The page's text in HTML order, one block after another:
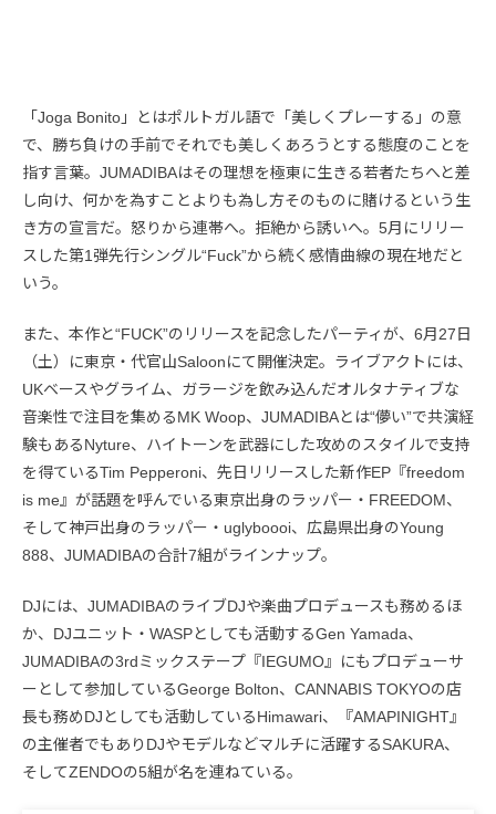
「Joga Bonito」とはポルトガル語で「美しくプレーする」の意
で、勝ち負けの手前でそれでも美しくあろうとする態度のことを
指す言葉。JUMADIBAはその理想を極東に生きる若者たちへと差
し向け、何かを為すことよりも為し方そのものに賭けるという生
き方の宣言だ。怒りから連帯へ。拒絶から誘いへ。5月にリリー
スした第1弾先行シングル“Fuck”から続く感情曲線の現在地だと
いう。
また、本作と“FUCK”のリリースを記念したパーティが、6月27日
（土）に東京・代官山Saloonにて開催決定。ライブアクトには、
UKベースやグライム、ガラージを飲み込んだオルタナティブな
音楽性で注目を集めるMK Woop、JUMADIBAとは“儚い”で共演経
験もあるNyture、ハイトーンを武器にした攻めのスタイルで支持
を得ているTim Pepperoni、先日リリースした新作EP『freedom
is me』が話題を呼んでいる東京出身のラッパー・FREEDOM、
そして神戸出身のラッパー・uglyboooi、広島県出身のYoung
888、JUMADIBAの合計7組がラインナップ。
DJには、JUMADIBAのライブDJや楽曲プロデュースも務めるほ
か、DJユニット・WASPとしても活動するGen Yamada、
JUMADIBAの3rdミックステープ『IEGUMO』にもプロデューサ
ーとして参加しているGeorge Bolton、CANNABIS TOKYOの店
長も務めDJとしても活動しているHimawari、『AMAPINIGHT』
の主催者でもありDJやモデルなどマルチに活躍するSAKURA、
そしてZENDOの5組が名を連ねている。